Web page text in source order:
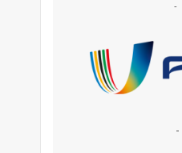
-
-